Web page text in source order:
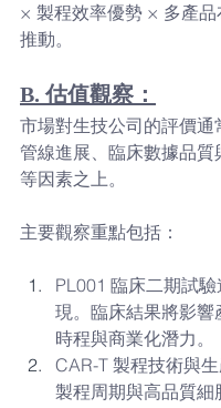
× 製程效率優勢 × 多產
推動。
B. 估值觀察：
市場對生技公司的評價通
管線進展、臨床數據品質
等因素之上。
主要觀察重點包括：
PL001 臨床二期試
現。臨床結果將影響
時程與商業化潛力。
CAR-T 製程技術與
製程周期與高品質細